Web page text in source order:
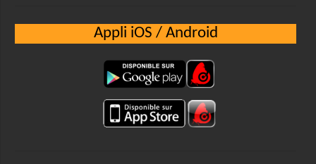
Appli iOS / Android